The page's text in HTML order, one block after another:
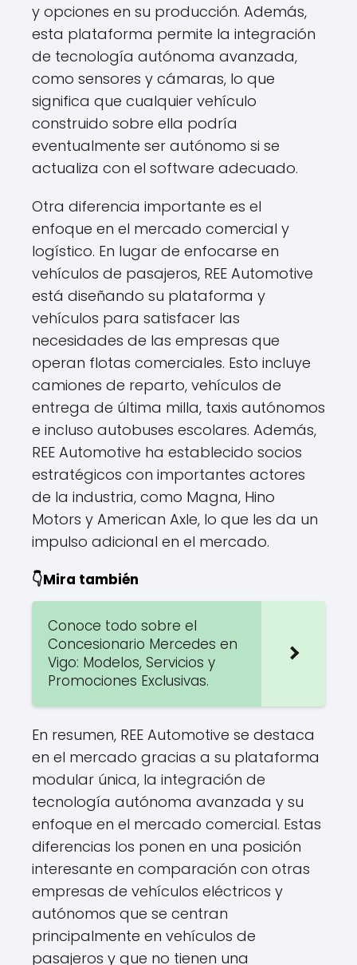
y opciones en su producción. Además,
esta plataforma permite la integración
de tecnología autónoma avanzada,
como sensores y cámaras, lo que
significa que cualquier vehículo
construido sobre ella podría
eventualmente ser autónomo si se
actualiza con el software adecuado.
Otra diferencia importante es el
enfoque en el mercado comercial y
logístico. En lugar de enfocarse en
vehículos de pasajeros, REE Automotive
está diseñando su plataforma y
vehículos para satisfacer las
necesidades de las empresas que
operan flotas comerciales. Esto incluye
camiones de reparto, vehículos de
entrega de última milla, taxis autónomos
e incluso autobuses escolares. Además,
REE Automotive ha establecido socios
estratégicos con importantes actores
de la industria, como Magna, Hino
Motors y American Axle, lo que les da un
impulso adicional en el mercado.
👇Mira también
Conoce todo sobre el
Concesionario Mercedes en
Vigo: Modelos, Servicios y
Promociones Exclusivas.
En resumen, REE Automotive se destaca
en el mercado gracias a su plataforma
modular única, la integración de
tecnología autónoma avanzada y su
enfoque en el mercado comercial. Estas
diferencias los ponen en una posición
interesante en comparación con otras
empresas de vehículos eléctricos y
autónomos que se centran
principalmente en vehículos de
pasajeros y que no tienen una